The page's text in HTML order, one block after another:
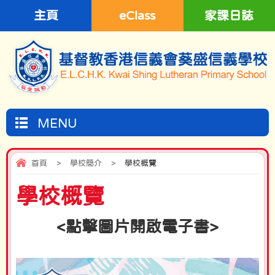
主頁 eClass 家課日誌
MENU
首頁 > 學校簡介 > 學校概覽
學校概覽
<點擊圖片開啟電子書>